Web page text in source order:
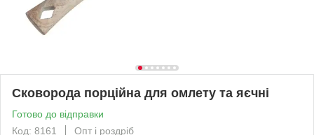
Сковорода порційна для омлету та яєчні
Готово до відправки
Код: 8161
Опт і роздріб